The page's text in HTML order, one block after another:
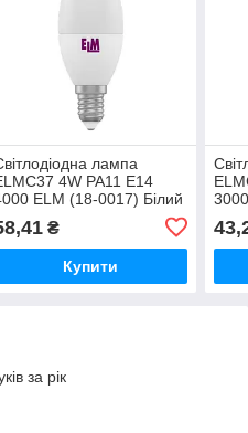
лампа
4W PA11 E14
ELM (18-0017) Білий
₴
Купити
за рік